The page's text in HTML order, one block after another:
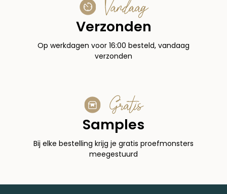
Vandaag
Verzonden
Op werkdagen voor 16:00 besteld, vandaag
verzonden
Gratis
Samples
Bij elke bestelling krijg je gratis proefmonsters
meegestuurd